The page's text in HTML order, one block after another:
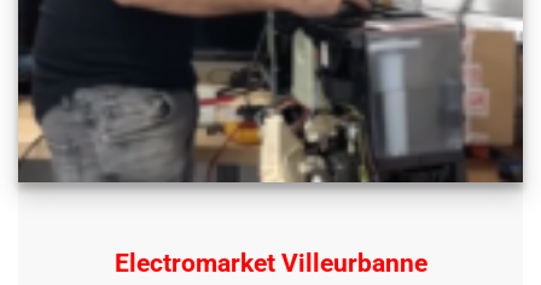
Electromarket Villeurbanne